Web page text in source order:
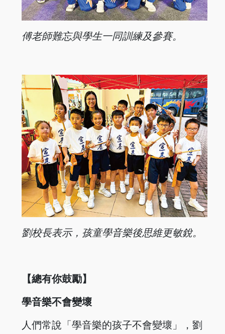
傅老師難忘與學生一同訓練及參賽。
劉校長表示，孩童學音樂後思維更敏銳。
【總有你鼓勵】
學音樂不會變壞
人們常說「學音樂的孩子不會變壞」，劉